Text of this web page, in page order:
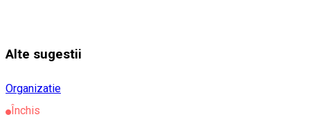
Alte sugestii
Organizatie
Închis